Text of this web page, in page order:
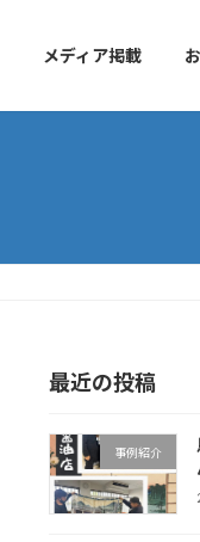
メディア掲載
最近の投稿
事例紹介